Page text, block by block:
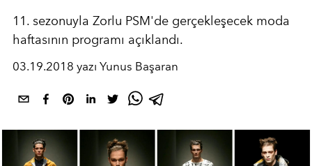
11. sezonuyla Zorlu PSM'de gerçekleşecek moda
haftasının programı açıklandı.
03.19.2018 yazı Yunus Başaran